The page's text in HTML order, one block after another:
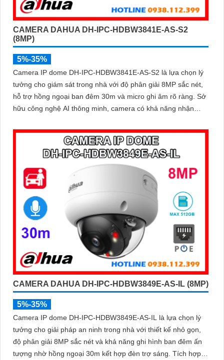
CAMERA DAHUA DH-IPC-HDBW3841E-AS-S2
(8MP)
5%-35%
Camera IP dome DH-IPC-HDBW3841E-AS-S2 là lựa chọn lý
tưởng cho giám sát trong nhà với độ phân giải 8MP sắc nét,
hỗ trợ hồng ngoại ban đêm 30m và micro ghi âm rõ ràng. Sở
hữu công nghệ AI thông minh, camera có khả năng nhận
tăng độ chính xác trong cảnh báo an ninh
CAMERA DAHUA DH-IPC-HDBW3849E-AS-IL (8MP)
5%-35%
Camera IP dome DH-IPC-HDBW3849E-AS-IL là lựa chọn lý
tưởng cho giải pháp an ninh trong nhà với thiết kế nhỏ gọn,
độ phân giải 8MP sắc nét và khả năng ghi hình ban đêm ấn
tượng nhờ hồng ngoại 30m kết hợp đèn trợ sáng. Tích hợp